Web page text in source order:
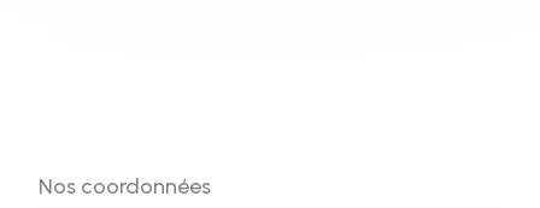
Nos coordonnées